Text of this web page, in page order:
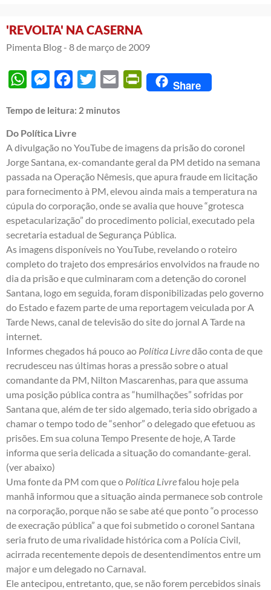
'REVOLTA' NA CASERNA
Pimenta Blog - 8 de março de 2009
WhatsAppMessengerFacebook
Twitter Email PrintFriendly
Share
Tempo de leitura: 2 minutos
Do Política Livre
A divulgação no YouTube de imagens da prisão do coronel
Jorge Santana, ex-comandante geral da PM detido na semana
passada na Operação Nêmesis, que apura fraude em licitação
para fornecimento à PM, elevou ainda mais a temperatura na
cúpula do corporação, onde se avalia que houve “grotesca
espetacularização” do procedimento policial, executado pela
secretaria estadual de Segurança Pública.
As imagens disponíveis no YouTube, revelando o roteiro
completo do trajeto dos empresários envolvidos na fraude no
dia da prisão e que culminaram com a detenção do coronel
Santana, logo em seguida, foram disponibilizadas pelo governo
do Estado e fazem parte de uma reportagem veiculada por A
Tarde News, canal de televisão do site do jornal A Tarde na
internet.
Informes chegados há pouco ao Política Livredão conta de que
recrudesceu nas últimas horas a pressão sobre o atual
comandante da PM, Nilton Mascarenhas, para que assuma
uma posição pública contra as “humilhações” sofridas por
Santana que, além de ter sido algemado, teria sido obrigado a
chamar o tempo todo de “senhor” o delegado que efetuou as
prisões. Em sua coluna Tempo Presente de hoje, A Tarde
informa que seria delicada a situação do comandante-geral.
(ver abaixo)
Uma fonte da PM com que o Política Livrefalou hoje pela
manhã informou que a situação ainda permanece sob controle
na corporação, porque não se sabe até que ponto “o processo
de execração pública” a que foi submetido o coronel Santana
seria fruto de uma rivalidade histórica com a Polícia Civil,
acirrada recentemente depois de desentendimentos entre um
major e um delegado no Carnaval.
Ele antecipou, entretanto, que, se não forem percebidos sinais